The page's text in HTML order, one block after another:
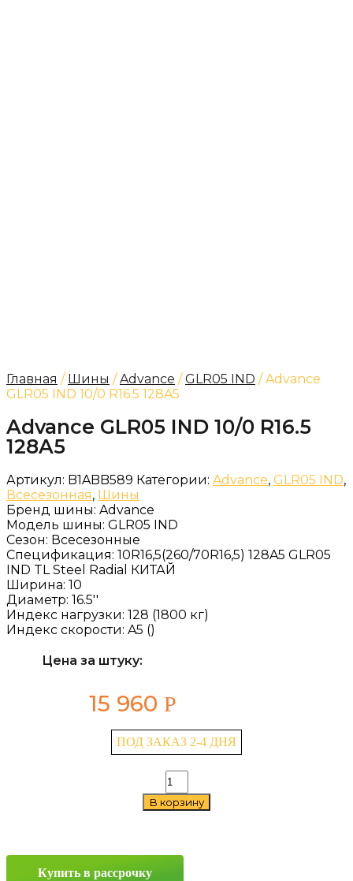
Главная / Шины /Advance /GLR05 IND / Advance
GLR05 IND 10/0 R16.5 128A5
Advance GLR05 IND 10/0 R16.5
128A5
Артикул: B1ABB589 Категории: Advance, GLR05 IND,
Всесезонная, Шины
Бренд шины: Advance
Модель шины: GLR05 IND
Сезон: Всесезонные
Спецификация: 10R16,5(260/70R16,5) 128A5 GLR05
IND TL Steel Radial КИТАЙ
Ширина: 10
Диаметр: 16.5''
Индекс нагрузки: 128 (1800 кг)
Индекс скорости: A5 ()
Цена за штуку:
15 960 Р
ПОД ЗАКАЗ 2-4 ДНЯ
Количество
товара
Advance
R16.5
В корзину
Купить в рассрочку